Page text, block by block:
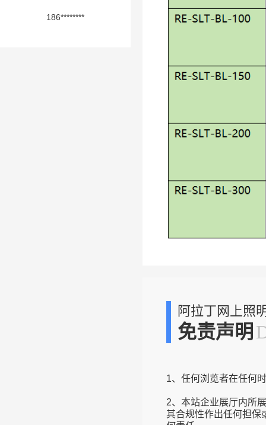
186********
阿拉丁网上照
免责声明
1、任何浏览者在任何
2、本站企业展厅内所
其合规性作出任何担保